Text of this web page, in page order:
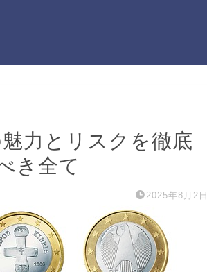
力とリスクを徹底
き全て
2025年8月2日